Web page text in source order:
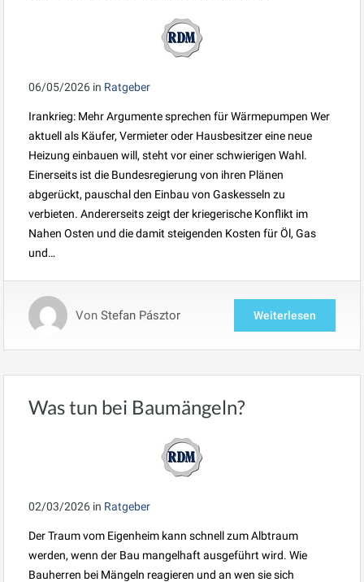
06/05/2026 in Ratgeber
Irankrieg: Mehr Argumente sprechen für Wärmepumpen Wer
aktuell als Käufer, Vermieter oder Hausbesitzer eine neue
Heizung einbauen will, steht vor einer schwierigen Wahl.
Einerseits ist die Bundesregierung von ihren Plänen
abgerückt, pauschal den Einbau von Gaskesseln zu
verbieten. Andererseits zeigt der kriegerische Konflikt im
Nahen Osten und die damit steigenden Kosten für Öl, Gas
und…
Von Stefan Pásztor Weiterlesen
Was tun bei Baumängeln?
02/03/2026 in Ratgeber
Der Traum vom Eigenheim kann schnell zum Albtraum
werden, wenn der Bau mangelhaft ausgeführt wird. Wie
Bauherren bei Mängeln reagieren und an wen sie sich